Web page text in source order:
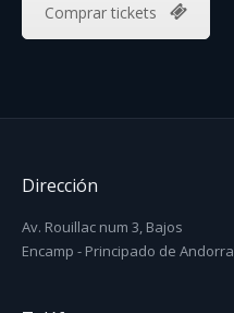
Comprar tickets
Dirección
Av. Rouillac num 3, Bajos
Encamp - Principado de Andorra